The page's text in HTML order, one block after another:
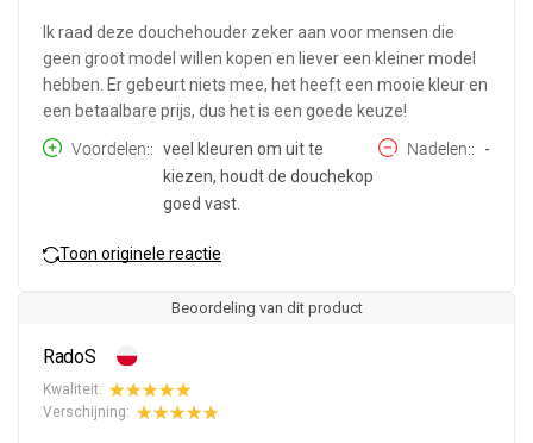
Ik raad deze douchehouder zeker aan voor mensen die
geen groot model willen kopen en liever een kleiner model
hebben. Er gebeurt niets mee, het heeft een mooie kleur en
een betaalbare prijs, dus het is een goede keuze!
Voordelen:
veel kleuren om uit te
kiezen, houdt de douchekop
goed vast.
Nadelen: -
Toon originele reactie
Beoordeling van dit product
RadoS
Kwaliteit:
Verschijning: